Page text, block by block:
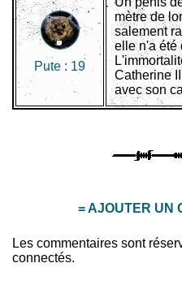
Pute : 19
mètre de
salement
elle n'a été
Catherine
avec son
= AJOUTER UN
Les commentaires sont
connectés.